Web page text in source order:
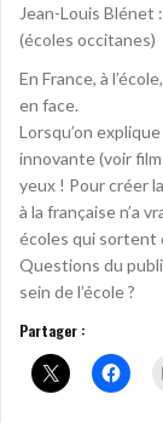
Jean-Louis Blénet
(écoles occitanes)
En France, à
en face.
Lorsqu’on
innovante (voir
yeux ! Pour créer
à la française n’a
écoles qui sortent
Questions du
sein de l’école ?
Partager :